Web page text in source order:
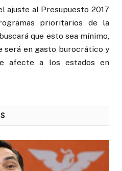
ajuste al Presupuesto 2017
prioritarios de la
que esto sea mínimo,
será en gasto burocrático y
afecte a los estados en